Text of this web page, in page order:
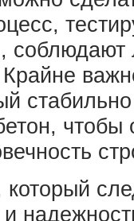
чтобы